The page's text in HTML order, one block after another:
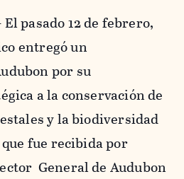
El pasado 12 de febrero,
entregó un
por su
a la conservación de
y la biodiversidad
fue recibida por
General de Audubon